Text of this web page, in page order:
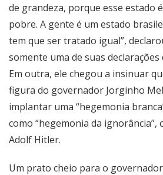
de grandeza, porque esse estado
pobre. A gente é um estado
tem que ser tratado igual”,
somente uma de suas
Em outra, ele chegou a insinuar
figura do governador Jorginho
implantar uma “hegemonia
como “hegemonia da ignorância”,
Adolf Hitler.
Um prato cheio para o